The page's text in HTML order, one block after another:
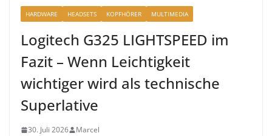
HARDWARE HEADSETS KOPFHÖRER MULTIMEDIA
Logitech G325 LIGHTSPEED im
Fazit – Wenn Leichtigkeit
wichtiger wird als technische
Superlative
30. Juli 2026 Marcel